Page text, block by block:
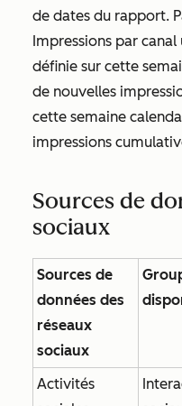
de dates du rapport.
Impressions par canal
définie sur cette
de nouvelles
cette semaine
impressions
Sources de
sociaux
Sources de
données des
réseaux
sociaux
Activités